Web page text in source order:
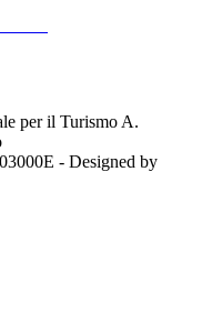
per il Turismo A.
- Designed by